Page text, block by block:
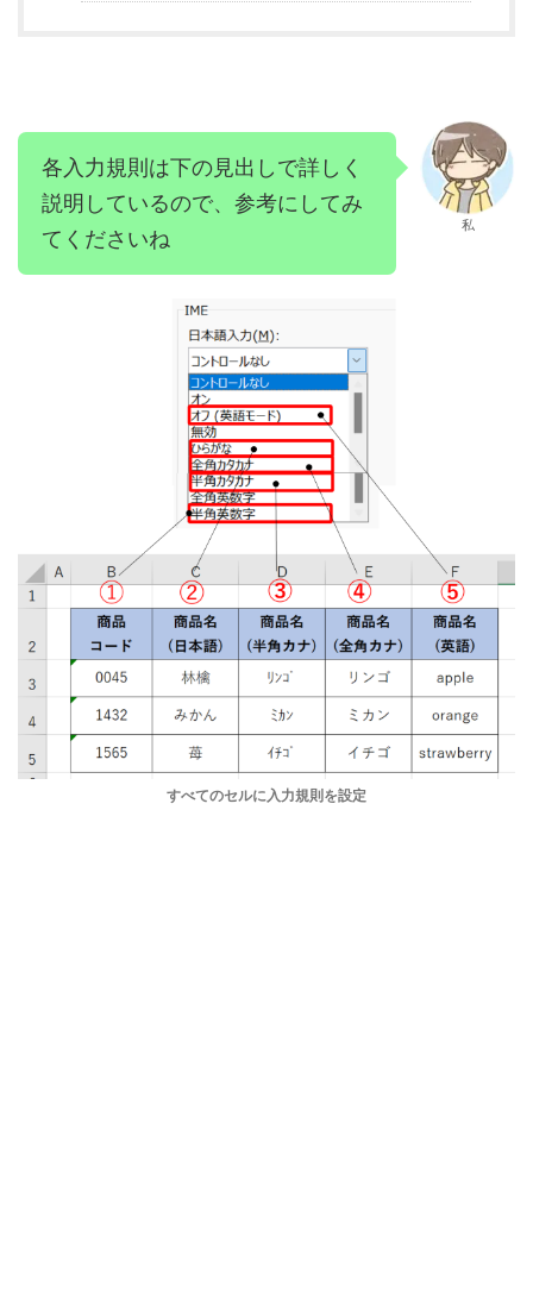
各入力規則は下の見出しで詳しく
説明しているので、参考にしてみ
てくださいね
私
すべてのセルに入力規則を設定